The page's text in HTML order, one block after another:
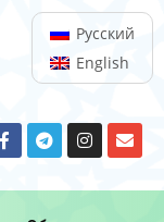
Русский
English